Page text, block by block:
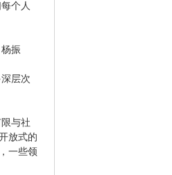
个人
振
层次
与社
放式的
一些领